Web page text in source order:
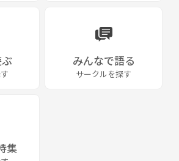
みんなで語る
サークルを探す
集